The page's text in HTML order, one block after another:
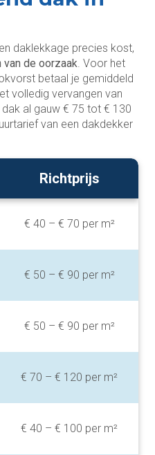
daklekkage precies kost,
de oorzaak . Voor het
betaal je gemiddeld
volledig vervangen van
al gauw € 75 tot € 130
van een dakdekker
Richtprijs
€ 40 – € 70 per m²
€ 50 – € 90 per m²
€ 50 – € 90 per m²
€ 70 – € 120 per m²
€ 40 – € 100 per m²